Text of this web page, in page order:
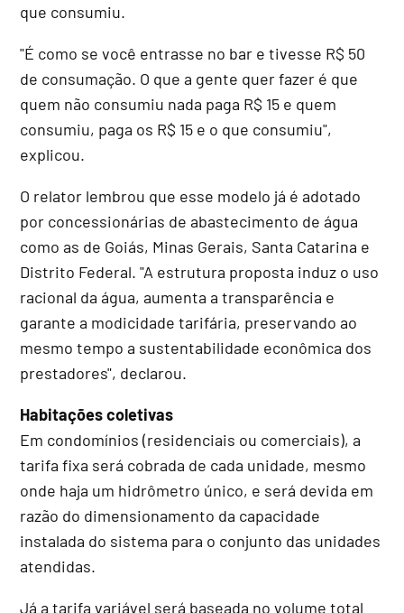
que consumiu.
"É como se você entrasse no bar e tivesse R$ 50
de consumação. O que a gente quer fazer é que
quem não consumiu nada paga R$ 15 e quem
consumiu, paga os R$ 15 e o que consumiu",
explicou.
O relator lembrou que esse modelo já é adotado
por concessionárias de abastecimento de água
como as de Goiás, Minas Gerais, Santa Catarina e
Distrito Federal. "A estrutura proposta induz o uso
racional da água, aumenta a transparência e
garante a modicidade tarifária, preservando ao
mesmo tempo a sustentabilidade econômica dos
prestadores", declarou.
Habitações coletivas
Em condomínios (residenciais ou comerciais), a
tarifa fixa será cobrada de cada unidade, mesmo
onde haja um hidrômetro único, e será devida em
razão do dimensionamento da capacidade
instalada do sistema para o conjunto das unidades
atendidas.
Já a tarifa variável será baseada no volume total